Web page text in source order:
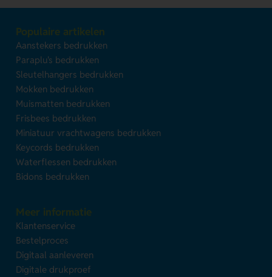
Populaire artikelen
Aanstekers bedrukken
Paraplu's bedrukken
Sleutelhangers bedrukken
Mokken bedrukken
Muismatten bedrukken
Frisbees bedrukken
Miniatuur vrachtwagens bedrukken
Keycords bedrukken
Waterflessen bedrukken
Bidons bedrukken
Meer informatie
Klantenservice
Bestelproces
Digitaal aanleveren
Digitale drukproef